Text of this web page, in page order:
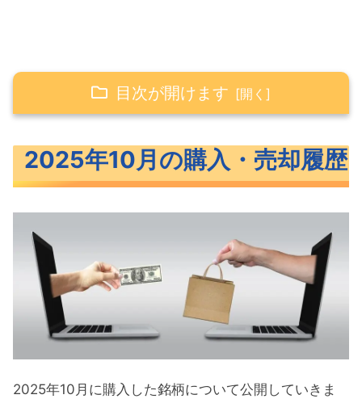
目次が開けます
2025年10月の積立投資（投資信託）
2025年10月に購入した米国ETF
2025年10月に売却した米国ETF
2025年10月に購入した米国株
2025年10月の購入・売却履歴
2025年10月に購入した銘柄について公開していきま